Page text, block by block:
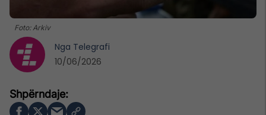
Foto: Arkiv
Nga Telegrafi
10/06/2026